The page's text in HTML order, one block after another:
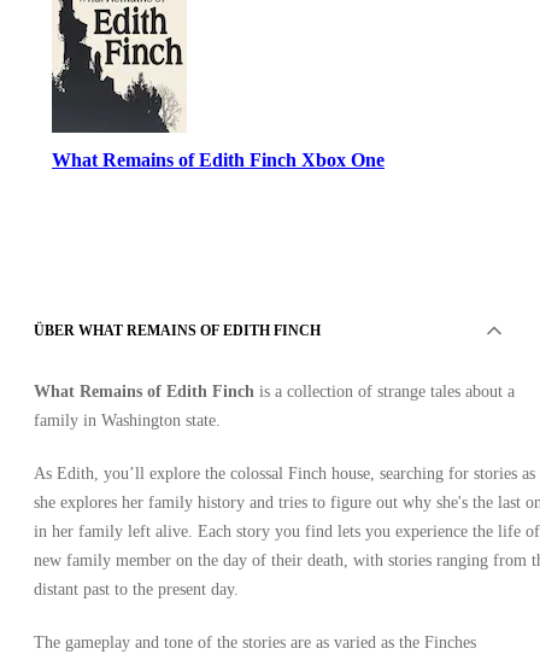
What Remains of Edith Finch Xbox One
Xbox Live
•
Schlüssel
19.68
19.99 EUR
- 2%
ÜBER WHAT REMAINS OF EDITH FINCH
What Remains of Edith Finch is a collection of strange tales about a
family in Washington state.
As Edith, you’ll explore the colossal Finch house, searching for stories as
she explores her family history and tries to figure out why she's the last
in her family left alive. Each story you find lets you experience the life
new family member on the day of their death, with stories ranging from
distant past to the present day.
The gameplay and tone of the stories are as varied as the Finches